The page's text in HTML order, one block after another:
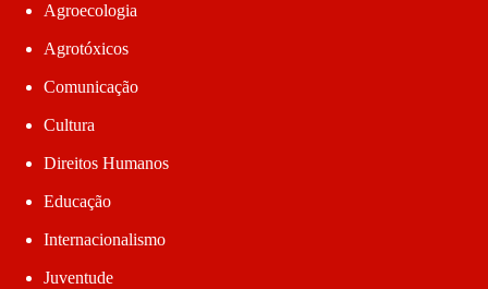
Agroecologia
Agrotóxicos
Comunicação
Cultura
Direitos Humanos
Educação
Internacionalismo
Juventude